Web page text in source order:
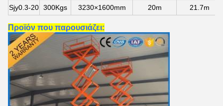
Sjy0.3-20 300Kgs 3230×1600mm 20m 21.7m
Προϊόν που παρουσιάζει: